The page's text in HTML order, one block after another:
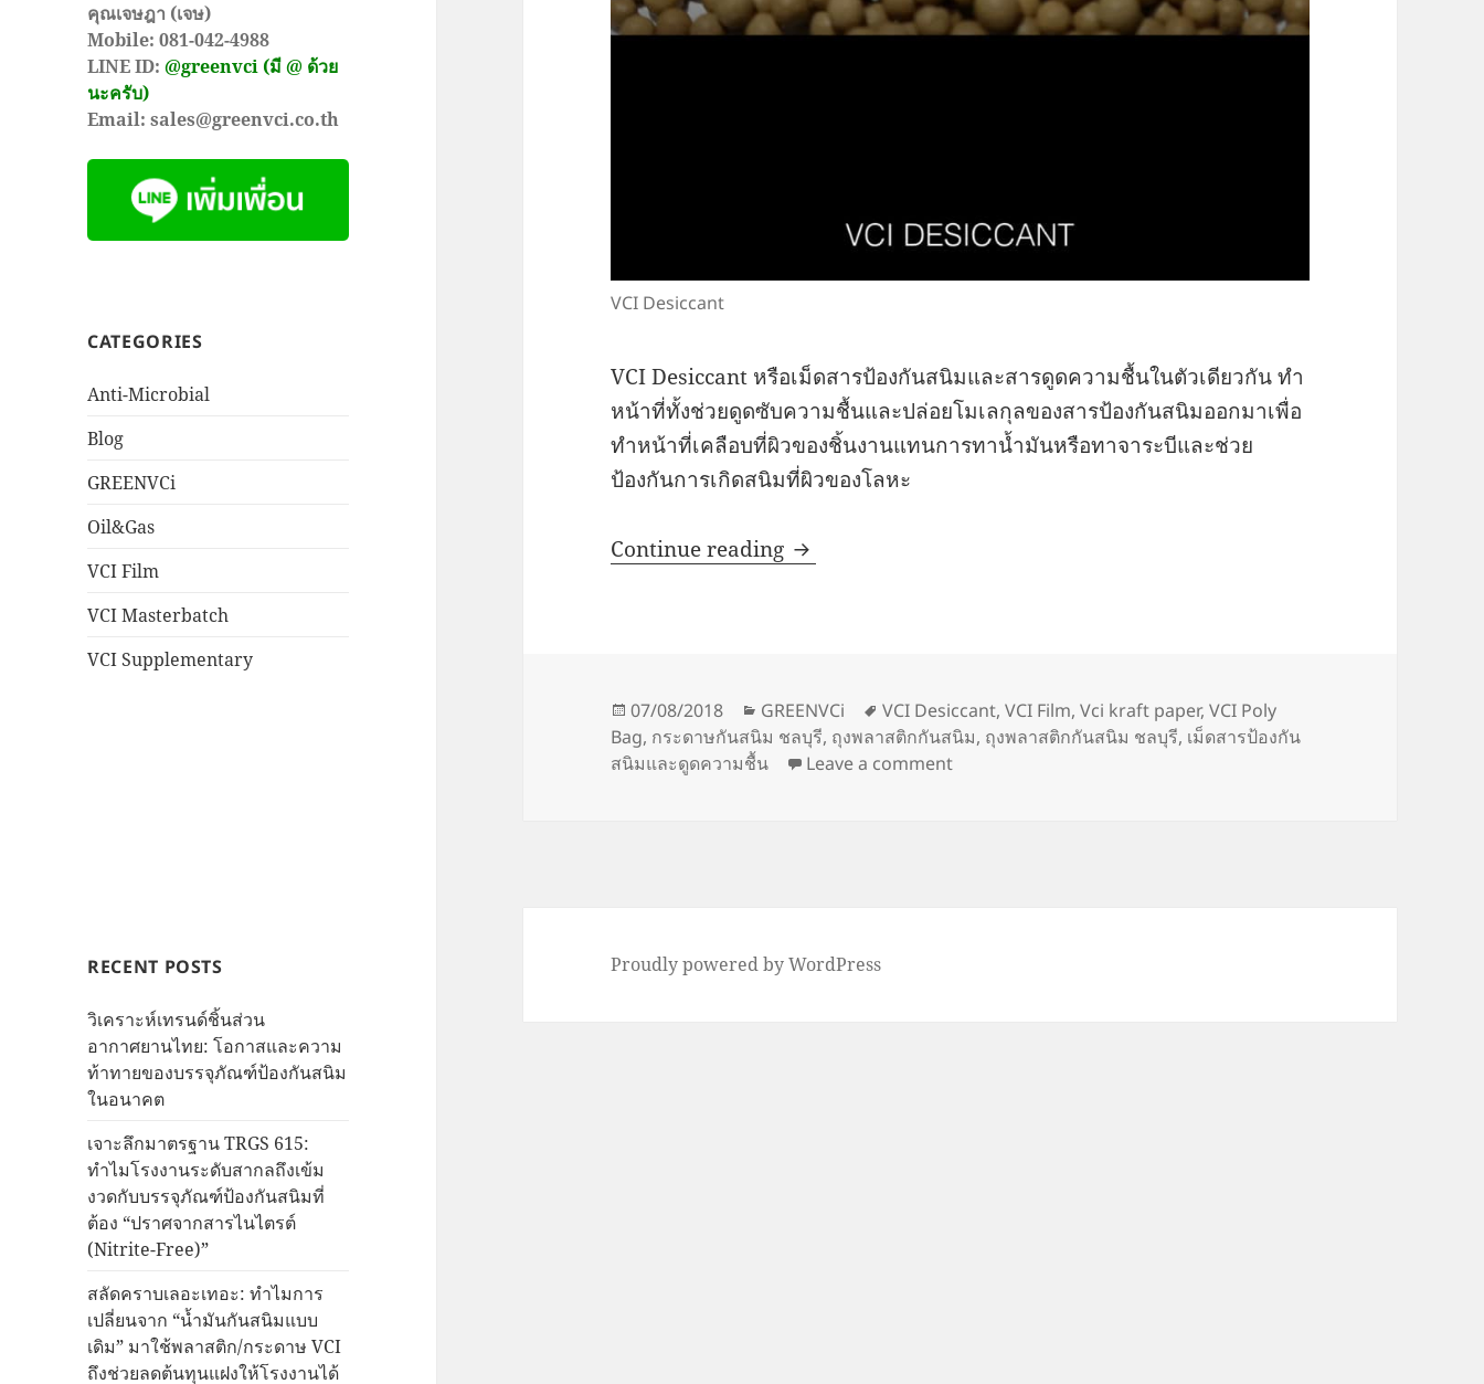
คุณเจษฎา (เจษ)
Mobile: 081-042-4988
LINE ID:@greenvci (มี @ ด้วย
นะครับ)
Email: sales@greenvci.co.th
CATEGORIES
Anti-Microbial
Blog
GREENVCi
Oil&Gas
VCI Film
VCI Masterbatch
VCI Supplementary
RECENT POSTS
วิเคราะห์เทรนด์ชิ้นส่วน
อากาศยานไทย: โอกาสและความ
ท้าทายของบรรจุภัณฑ์ป้องกันสนิม
ในอนาคต
เจาะลึกมาตรฐาน TRGS 615:
ทำไมโรงงานระดับสากลถึงเข้ม
งวดกับบรรจุภัณฑ์ป้องกันสนิมที่
ต้อง “ปราศจากสารไนไตรต์
(Nitrite-Free)”
สลัดคราบเลอะเทอะ: ทำไมการ
เปลี่ยนจาก “น้ำมันกันสนิมแบบ
เดิม” มาใช้พลาสติก/กระดาษ VCI
ถึงช่วยลดต้นทุนแฝงให้โรงงานได้
VCI Desiccant
VCI Desiccant หรือเม็ดสารป้องกันสนิมและสารดูดความชื้นในตัวเดียวกัน ทำ
หน้าที่ทั้งช่วยดูดซับความชื้นและปล่อยโมเลกุลของสารป้องกันสนิมออกมาเพื่อ
ทำหน้าที่เคลือบที่ผิวของชิ้นงานแทนการทาน้ำมันหรือทาจาระบีและช่วย
ป้องกันการเกิดสนิมที่ผิวของโลหะ
Continue reading VCI Desiccant
Posted
on
07/08/2018 Categories
GREENVCi Tags
VCI Desiccant,VCI Film,Vci kraft paper,VCI Poly
Bag, กระดาษกันสนิม ชลบุรี, ถุงพลาสติกกันสนิม, ถุงพลาสติกกันสนิม ชลบุรี, เม็ดสารป้องกัน
สนิมและดูดความชื้น
Leave a commenton VCI Desiccant
Proudly powered by WordPress